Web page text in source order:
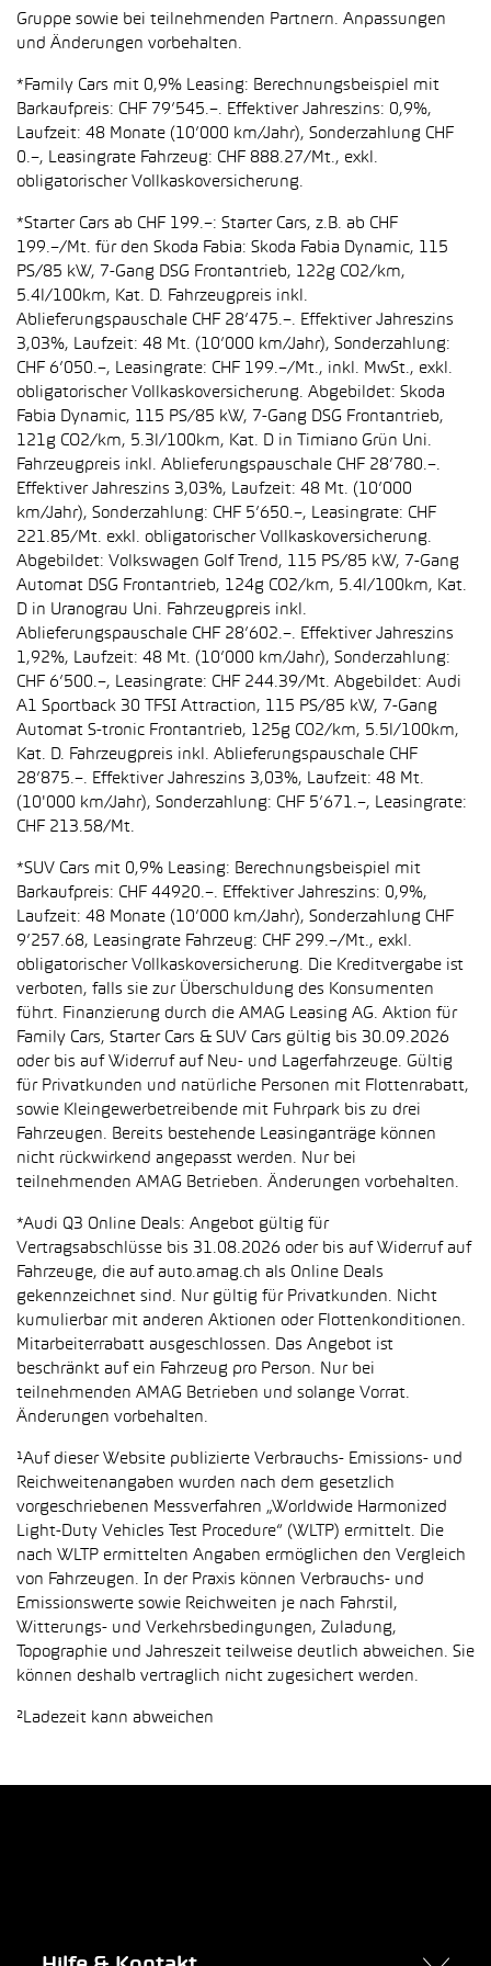
Gruppe sowie bei teilnehmenden Partnern. Anpassungen
und Änderungen vorbehalten.
*Family Cars mit 0,9% Leasing: Berechnungsbeispiel mit
Barkaufpreis: CHF 79’545.–. Effektiver Jahreszins: 0,9%,
Laufzeit: 48 Monate (10’000 km/Jahr), Sonderzahlung CHF
0.–, Leasingrate Fahrzeug: CHF 888.27/Mt., exkl.
obligatorischer Vollkaskoversicherung.
*Starter Cars ab CHF 199.–: Starter Cars, z.B. ab CHF
199.–/Mt. für den Skoda Fabia: Skoda Fabia Dynamic, 115
PS/85 kW, 7-Gang DSG Frontantrieb, 122g CO2/km,
5.4l/100km, Kat. D. Fahrzeugpreis inkl.
Ablieferungspauschale CHF 28’475.–. Effektiver Jahreszins
3,03%, Laufzeit: 48 Mt. (10’000 km/Jahr), Sonderzahlung:
CHF 6’050.–, Leasingrate: CHF 199.–/Mt., inkl. MwSt., exkl.
obligatorischer Vollkaskoversicherung. Abgebildet: Skoda
Fabia Dynamic, 115 PS/85 kW, 7-Gang DSG Frontantrieb,
121g CO2/km, 5.3l/100km, Kat. D in Timiano Grün Uni.
Fahrzeugpreis inkl. Ablieferungspauschale CHF 28’780.–.
Effektiver Jahreszins 3,03%, Laufzeit: 48 Mt. (10’000
km/Jahr), Sonderzahlung: CHF 5’650.–, Leasingrate: CHF
221.85/Mt. exkl. obligatorischer Vollkaskoversicherung.
Abgebildet: Volkswagen Golf Trend, 115 PS/85 kW, 7-Gang
Automat DSG Frontantrieb, 124g CO2/km, 5.4l/100km, Kat.
D in Uranograu Uni. Fahrzeugpreis inkl.
Ablieferungspauschale CHF 28’602.–. Effektiver Jahreszins
1,92%, Laufzeit: 48 Mt. (10’000 km/Jahr), Sonderzahlung:
CHF 6’500.–, Leasingrate: CHF 244.39/Mt. Abgebildet: Audi
A1 Sportback 30 TFSI Attraction, 115 PS/85 kW, 7-Gang
Automat S-tronic Frontantrieb, 125g CO2/km, 5.5l/100km,
Kat. D. Fahrzeugpreis inkl. Ablieferungspauschale CHF
28’875.–. Effektiver Jahreszins 3,03%, Laufzeit: 48 Mt.
(10'000 km/Jahr), Sonderzahlung: CHF 5’671.–, Leasingrate:
CHF 213.58/Mt.
*SUV Cars mit 0,9% Leasing: Berechnungsbeispiel mit
Barkaufpreis: CHF 44920.–. Effektiver Jahreszins: 0,9%,
Laufzeit: 48 Monate (10’000 km/Jahr), Sonderzahlung CHF
9’257.68, Leasingrate Fahrzeug: CHF 299.–/Mt., exkl.
obligatorischer Vollkaskoversicherung. Die Kreditvergabe ist
verboten, falls sie zur Überschuldung des Konsumenten
führt. Finanzierung durch die AMAG Leasing AG. Aktion für
Family Cars, Starter Cars & SUV Cars gültig bis 30.09.2026
oder bis auf Widerruf auf Neu- und Lagerfahrzeuge. Gültig
für Privatkunden und natürliche Personen mit Flottenrabatt,
sowie Kleingewerbetreibende mit Fuhrpark bis zu drei
Fahrzeugen. Bereits bestehende Leasinganträge können
nicht rückwirkend angepasst werden. Nur bei
teilnehmenden AMAG Betrieben. Änderungen vorbehalten.
*Audi Q3 Online Deals: Angebot gültig für
Vertragsabschlüsse bis 31.08.2026 oder bis auf Widerruf auf
Fahrzeuge, die auf auto.amag.ch als Online Deals
gekennzeichnet sind. Nur gültig für Privatkunden. Nicht
kumulierbar mit anderen Aktionen oder Flottenkonditionen.
Mitarbeiterrabatt ausgeschlossen. Das Angebot ist
beschränkt auf ein Fahrzeug pro Person. Nur bei
teilnehmenden AMAG Betrieben und solange Vorrat.
Änderungen vorbehalten.
¹Auf dieser Website publizierte Verbrauchs- Emissions- und
Reichweitenangaben wurden nach dem gesetzlich
vorgeschriebenen Messverfahren „Worldwide Harmonized
Light-Duty Vehicles Test Procedure“ (WLTP) ermittelt. Die
nach WLTP ermittelten Angaben ermöglichen den Vergleich
von Fahrzeugen. In der Praxis können Verbrauchs- und
Emissionswerte sowie Reichweiten je nach Fahrstil,
Witterungs- und Verkehrsbedingungen, Zuladung,
Topographie und Jahreszeit teilweise deutlich abweichen. Sie
können deshalb vertraglich nicht zugesichert werden.
²Ladezeit kann abweichen